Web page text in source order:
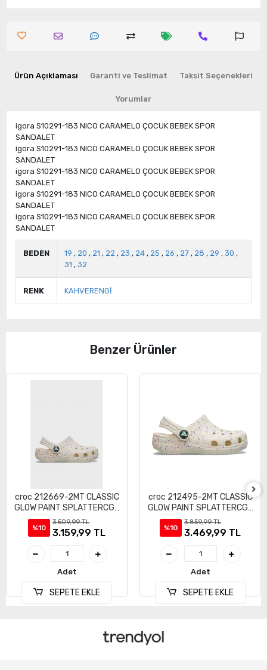
Ürün Açıklaması Garanti ve Teslimat Taksit Seçenekleri
Yorumlar
igora S10291-183 NICO CARAMELO ÇOCUK BEBEK SPOR
SANDALET
igora S10291-183 NICO CARAMELO ÇOCUK BEBEK SPOR
SANDALET
igora S10291-183 NICO CARAMELO ÇOCUK BEBEK SPOR
SANDALET
igora S10291-183 NICO CARAMELO ÇOCUK BEBEK SPOR
SANDALET
igora S10291-183 NICO CARAMELO ÇOCUK BEBEK SPOR
SANDALET
BEDEN 19 , 20 , 21 , 22 , 23 , 24 , 25 , 26 , 27 , 28 , 29 , 30 ,
31 , 32
RENK KAHVERENGİ
Benzer Ürünler
croc 212669-2MT CLASSIC
GLOW PAINT SPLATTERCGK
ÇOCUK SANDALET TERLİK
%10
3.509,99 TL
3.159,99 TL
Adet
SEPETE EKLE
croc 212495-2MT CLASSIC
GLOW PAINT SPLATTERCGK
ÇOCUK SANDALET TERLİK
%10
3.859,99 TL
3.469,99 TL
Adet
SEPETE EKLE